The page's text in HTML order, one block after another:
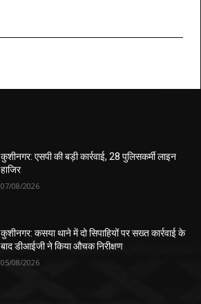
कुशीनगर: एसपी की बड़ी कार्रवाई, 28 पुलिसकर्मी लाइन
हाजिर
07/08/2026
कुशीनगर: कसया थाने में दो सिपाहियों पर सख्त कार्रवाई के
बाद डीआईजी ने किया औचक निरीक्षण
05/08/2026